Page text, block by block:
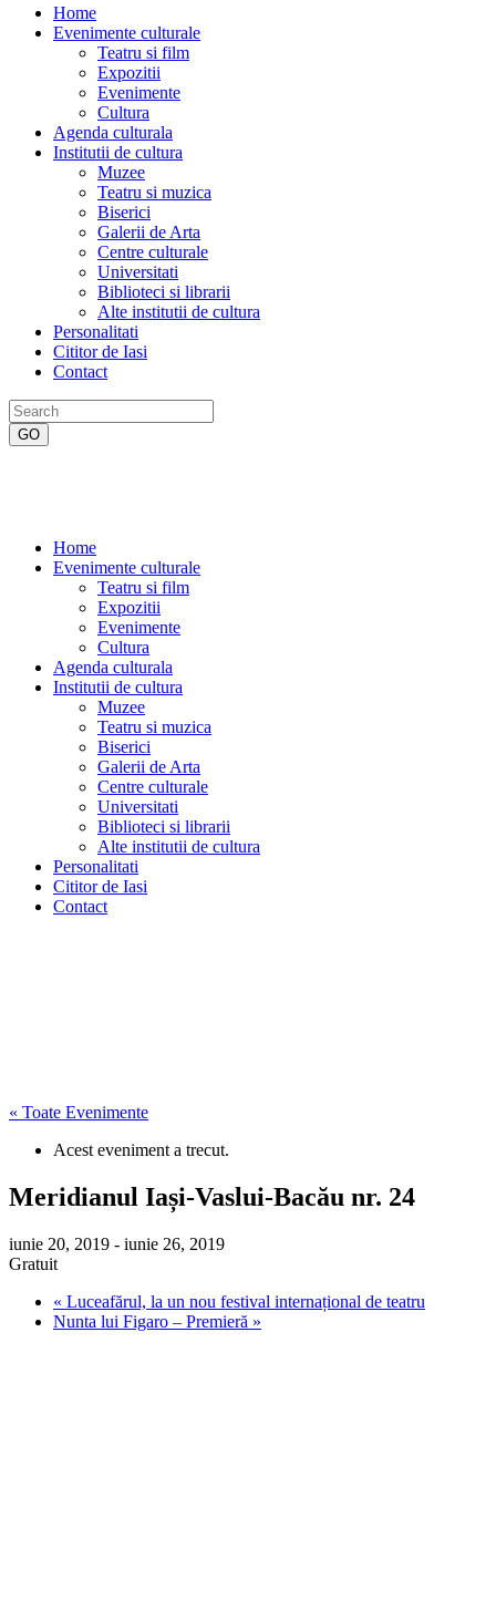
Home
Evenimente culturale
Teatru si film
Expozitii
Evenimente
Cultura
Agenda culturala
Institutii de cultura
Muzee
Teatru si muzica
Biserici
Galerii de Arta
Centre culturale
Universitati
Biblioteci si librarii
Alte institutii de cultura
Personalitati
Cititor de Iasi
Contact
Home
Evenimente culturale
Teatru si film
Expozitii
Evenimente
Cultura
Agenda culturala
Institutii de cultura
Muzee
Teatru si muzica
Biserici
Galerii de Arta
Centre culturale
Universitati
Biblioteci si librarii
Alte institutii de cultura
Personalitati
Cititor de Iasi
Contact
« Toate Evenimente
Acest eveniment a trecut.
Meridianul Iași-Vaslui-Bacău nr. 24
iunie 20, 2019 - iunie 26, 2019
Gratuit
« Luceafărul, la un nou festival internațional de teatru
Nunta lui Figaro – Premieră »